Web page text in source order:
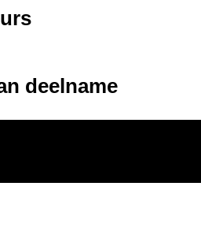
deelname